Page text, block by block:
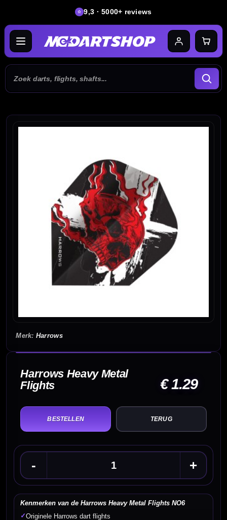
9,3 · 5000+ reviews
Harrows
Harrows Heavy Metal
Flights
€ 1.29
TERUG
Kenmerken van de Harrows Heavy Metal Flights NO6
✓Originele Harrows dart flights
- +